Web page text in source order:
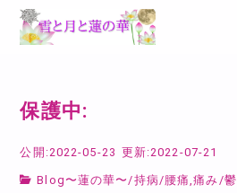
保護中:
公開:2022-05-23 更新:2022-07-21
Blog〜蓮の華〜 /持病 /腰痛,痛み /鬱